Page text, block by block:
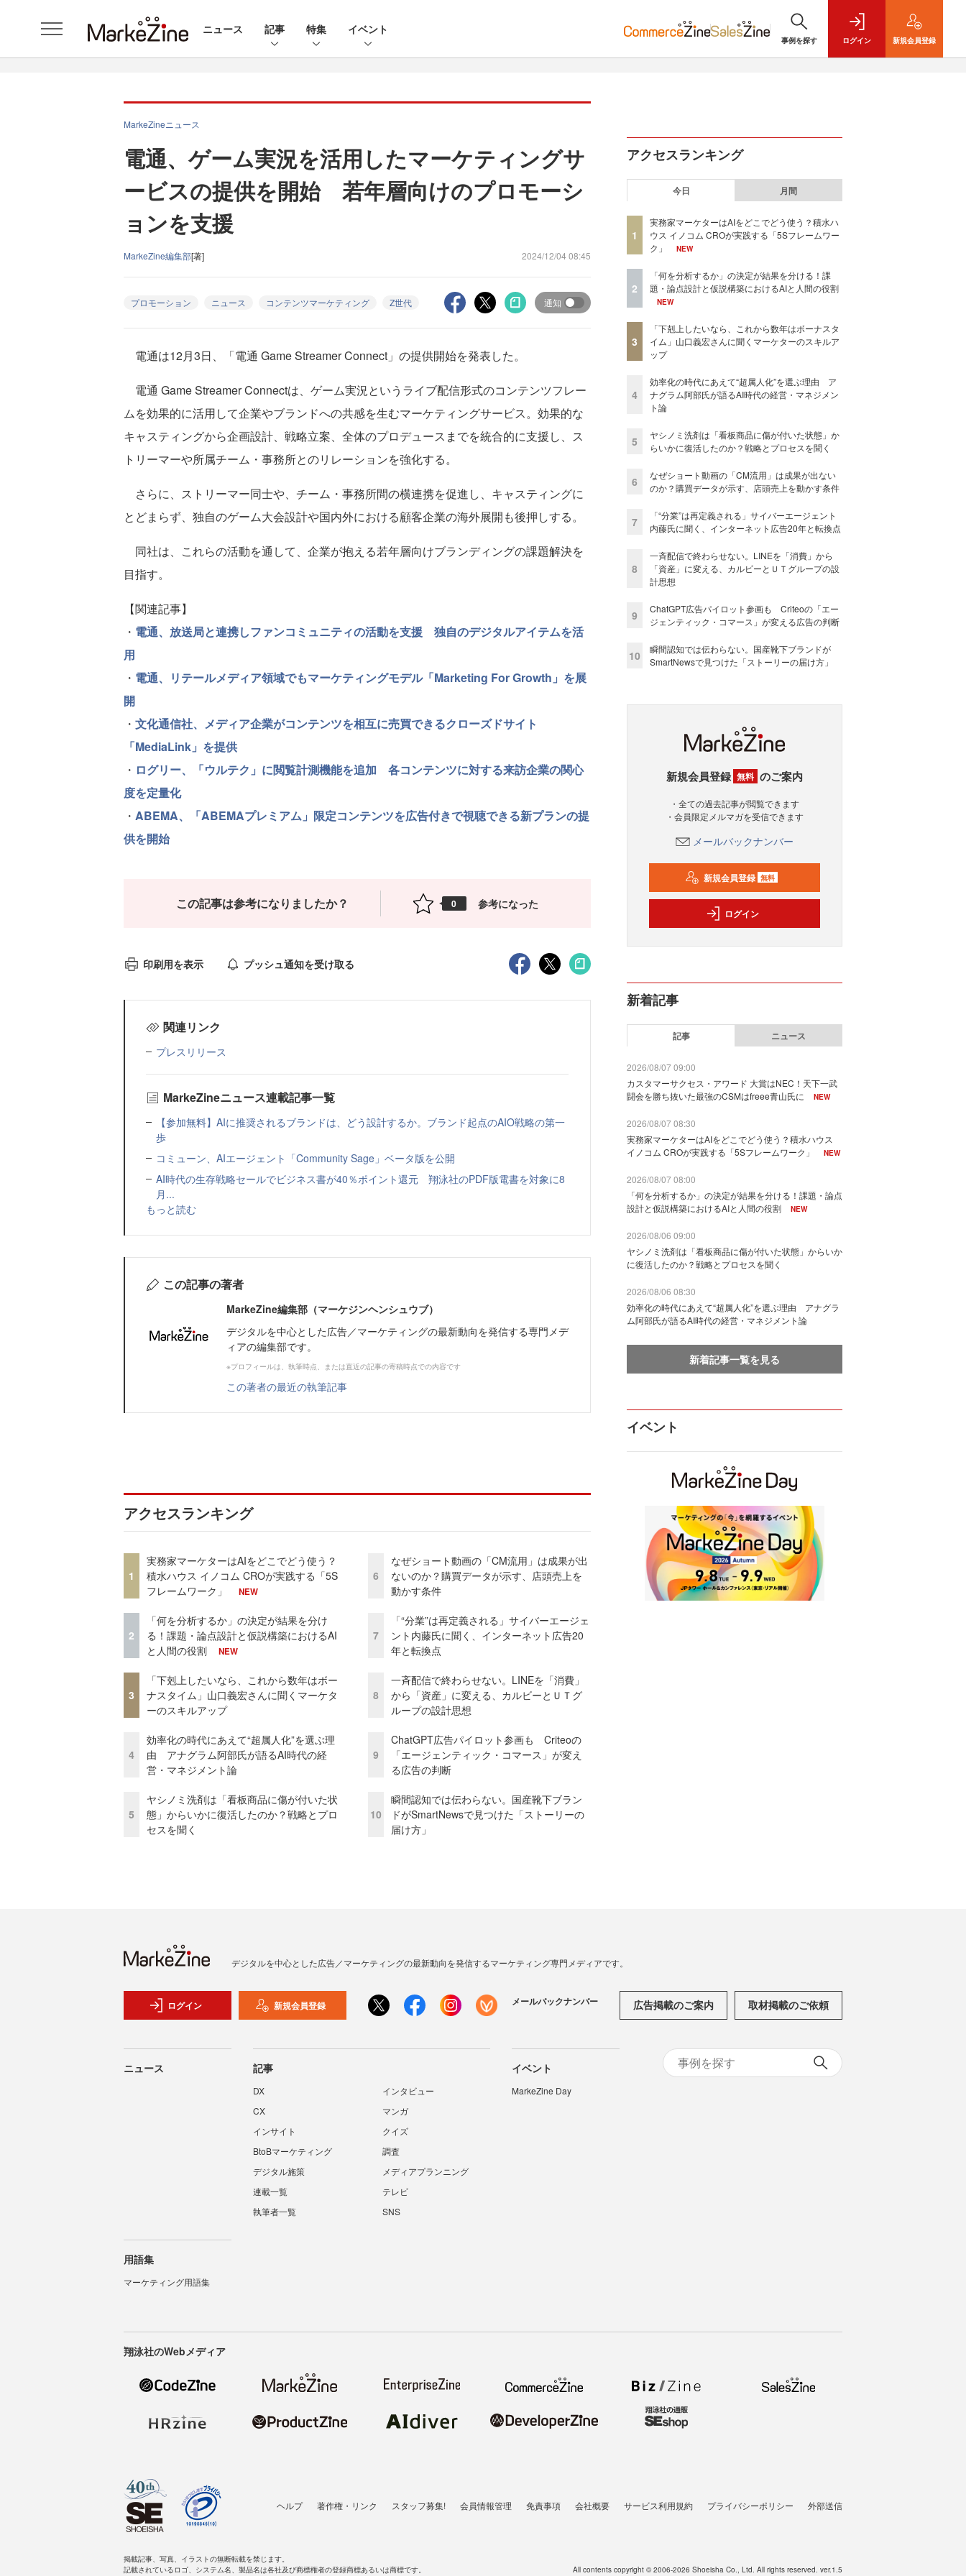
ニュース 記事 特集 イベント
事例を探す ログイン 新規会員登録
MarkeZineニュース
電通、ゲーム実況を活用したマーケティングサ
ービスの提供を開始 若年層向けのプロモーシ
ョンを支援
MarkeZine編集部[著] 2024/12/04 08:45
プロモーション ニュース コンテンツマーケティング Z世代 通知
電通は12月3日、「電通 Game Streamer Connect」の提供開始を発表した。
電通 Game Streamer Connectは、ゲーム実況というライブ配信形式のコンテンツフレー
ムを効果的に活用して企業やブランドへの共感を生むマーケティングサービス。効果的な
キャスティングから企画設計、戦略立案、全体のプロデュースまでを統合的に支援し、ス
トリーマーや所属チーム・事務所とのリレーションを強化する。
さらに、ストリーマー同士や、チーム・事務所間の横連携を促進し、キャスティングに
とどまらず、独自のゲーム大会設計や国内外における顧客企業の海外展開も後押しする。
同社は、これらの活動を通して、企業が抱える若年層向けブランディングの課題解決を
目指す。
【関連記事】
・ 電通、放送局と連携しファンコミュニティの活動を支援 独自のデジタルアイテムを活
用
・ 電通、リテールメディア領域でもマーケティングモデル「Marketing For Growth」を展
開
・ 文化通信社、メディア企業がコンテンツを相互に売買できるクローズドサイト
「MediaLink」を提供
・ ログリー、「ウルテク」に閲覧計測機能を追加 各コンテンツに対する来訪企業の関心
度を定量化
・ ABEMA、「ABEMAプレミアム」限定コンテンツを広告付きで視聴できる新プランの提
供を開始
この記事は参考になりましたか？ 0 参考になった
印刷用を表示 プッシュ通知を受け取る
関連リンク
プレスリリース
MarkeZineニュース連載記事一覧
【参加無料】AIに推奨されるブランドは、どう設計するか。ブランド起点のAIO戦略の第一
歩
コミューン、AIエージェント「Community Sage」ベータ版を公開
AI時代の生存戦略セールでビジネス書が40％ポイント還元 翔泳社のPDF版電書を対象に8
月...
もっと読む
この記事の著者
MarkeZine編集部（マーケジンヘンシュウブ）
デジタルを中心とした広告／マーケティングの最新動向を発信する専門メデ
ィアの編集部です。
※プロフィールは、執筆時点、または直近の記事の寄稿時点での内容です
この著者の最近の執筆記事
アクセスランキング
1
実務家マーケターはAIをどこでどう使う？
積水ハウス イノコム CROが実践する「5S
フレームワーク」
NEW
2
「何を分析するか」の決定が結果を分け
る！課題・論点設計と仮説構築におけるAI
と人間の役割
NEW
3
「下剋上したいなら、これから数年はボー
ナスタイム」山口義宏さんに聞くマーケタ
ーのスキルアップ
4
効率化の時代にあえて“超属人化”を選ぶ理
由 アナグラム阿部氏が語るAI時代の経
営・マネジメント論
5
ヤシノミ洗剤は「看板商品に傷が付いた状
態」からいかに復活したのか？戦略とプロ
セスを聞く
6
なぜショート動画の「CM流用」は成果が出
ないのか？購買データが示す、店頭売上を
動かす条件
7
「“分業”は再定義される」サイバーエージェ
ント内藤氏に聞く、インターネット広告20
年と転換点
8
一斉配信で終わらせない。LINEを「消費」
から「資産」に変える、カルビーとＵＴグ
ループの設計思想
9
ChatGPT広告パイロット参画も Criteoの
「エージェンティック・コマース」が変え
る広告の判断
10
瞬間認知では伝わらない。国産靴下ブラン
ドがSmartNewsで見つけた「ストーリーの
届け方」
アクセスランキング
今日 月間
1
実務家マーケターはAIをどこでどう使う？積水ハ
ウス イノコム CROが実践する「5Sフレームワー
ク」
NEW
2
「何を分析するか」の決定が結果を分ける！課
題・論点設計と仮説構築におけるAIと人間の役割
NEW
3
「下剋上したいなら、これから数年はボーナスタ
イム」山口義宏さんに聞くマーケターのスキルア
ップ
4
効率化の時代にあえて“超属人化”を選ぶ理由 ア
ナグラム阿部氏が語るAI時代の経営・マネジメン
ト論
5
ヤシノミ洗剤は「看板商品に傷が付いた状態」か
らいかに復活したのか？戦略とプロセスを聞く
6
なぜショート動画の「CM流用」は成果が出ない
のか？購買データが示す、店頭売上を動かす条件
7
「“分業”は再定義される」サイバーエージェント
内藤氏に聞く、インターネット広告20年と転換点
8
一斉配信で終わらせない。LINEを「消費」から
「資産」に変える、カルビーとＵＴグループの設
計思想
9
ChatGPT広告パイロット参画も Criteoの「エー
ジェンティック・コマース」が変える広告の判断
10
瞬間認知では伝わらない。国産靴下ブランドが
SmartNewsで見つけた「ストーリーの届け方」
新規会員登録 無料 のご案内
・全ての過去記事が閲覧できます
・会員限定メルマガを受信できます
メールバックナンバー
新規会員登録 無料
ログイン
新着記事
記事 ニュース
2026/08/07 09:00
カスタマーサクセス・アワード 大賞はNEC！天下一武
闘会を勝ち抜いた最強のCSMはfreee青山氏に
NEW
2026/08/07 08:30
実務家マーケターはAIをどこでどう使う？積水ハウス
イノコム CROが実践する「5Sフレームワーク」
NEW
2026/08/07 08:00
「何を分析するか」の決定が結果を分ける！課題・論点
設計と仮説構築におけるAIと人間の役割
NEW
2026/08/06 09:00
ヤシノミ洗剤は「看板商品に傷が付いた状態」からいか
に復活したのか？戦略とプロセスを聞く
2026/08/06 08:30
効率化の時代にあえて“超属人化”を選ぶ理由 アナグラ
ム阿部氏が語るAI時代の経営・マネジメント論
新着記事一覧を見る
イベント
デジタルを中心とした広告／マーケティングの最新動向を発信するマーケティング専門メディアです。
ログイン 新規会員登録 メールバックナンバー 広告掲載のご案内 取材掲載のご依頼
ニュース 記事
DX
インタビュー
CX
マンガ
インサイト
クイズ
BtoBマーケティング
調査
デジタル施策
メディアプランニング
連載一覧
テレビ
執筆者一覧
SNS
イベント
MarkeZine Day
用語集
マーケティング用語集
翔泳社のWebメディア
ヘルプ 著作権・リンク スタッフ募集! 会員情報管理 免責事項 会社概要 サービス利用規約 プライバシーポリシー 外部送信
掲載記事、写真、イラストの無断転載を禁じます。
記載されているロゴ、システム名、製品名は各社及び商標権者の登録商標あるいは商標です。
All contents copyright © 2006-2026 Shoeisha Co., Ltd. All rights reserved. ver.1.5